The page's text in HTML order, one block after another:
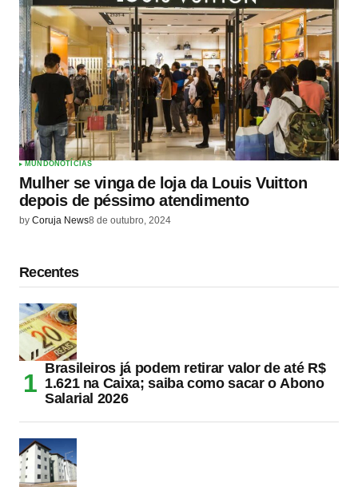
MUNDONOTÍCIAS
Mulher se vinga de loja da Louis Vuitton
depois de péssimo atendimento
by Coruja News8 de outubro, 2024
Recentes
Brasileiros já podem retirar valor de até R$
1.621 na Caixa; saiba como sacar o Abono
Salarial 2026